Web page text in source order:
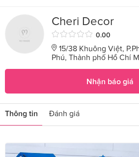
Cheri Decor
0.00
15/38 Khuông Việt,
Phú, Thành phố Hồ Chí
Nhận báo giá
Thông tin Đánh giá